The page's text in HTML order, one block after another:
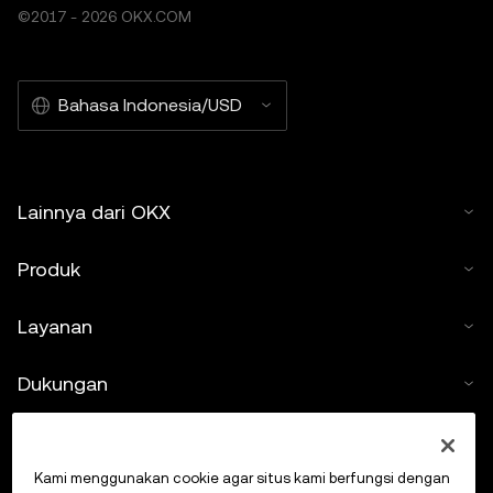
umum. Meskipun data dan grafik ini sudah disiapkan
liabilitas yang diterima atas kesalahan fakta atau
kelalaian yang diungkapkan di sini. OKX Web3 Wallet dan
Pasar NFT OKX tunduk pada ketentuan layanan yang
©2017 - 2026 OKX.COM
Bahasa Indonesia/USD
Lainnya dari OKX
Produk
Layanan
Dukungan
Kami menggunakan cookie agar situs kami berfungsi dengan